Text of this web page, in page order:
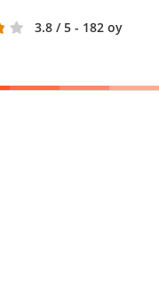
3.8 / 5 - 182 oy